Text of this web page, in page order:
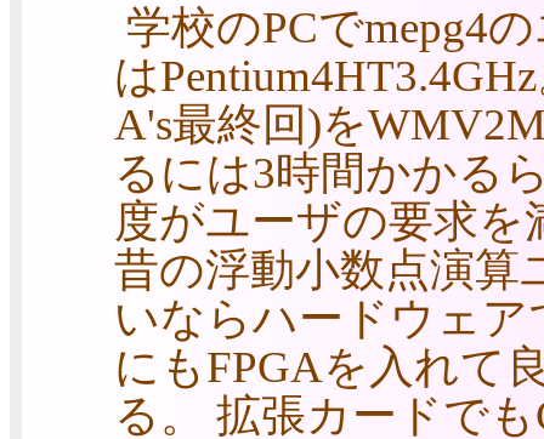
学校のPCでmepg4
は
A's最終回)を
るには3時間かかる
度がユーザの要求
昔の浮動小数点演算
いならハードウェ
にもFPGAを入れて
る。 拡張カードで